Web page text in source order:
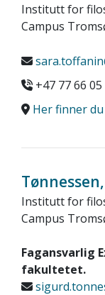
Institutt for
Campus
+47 77 66 05
Her finner
Institutt for
Campus
Fagansvarlig
fakultetet.